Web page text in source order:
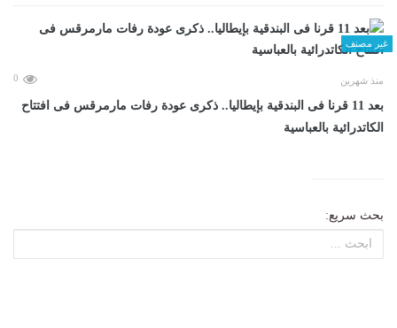
غير مصنف
منذ شهرين 0
بعد 11 قرنا فى البندقية بإيطاليا.. ذكرى عودة رفات مارمرقس فى افتتاح
الكاتدرائية بالعباسية
بحث سريع: